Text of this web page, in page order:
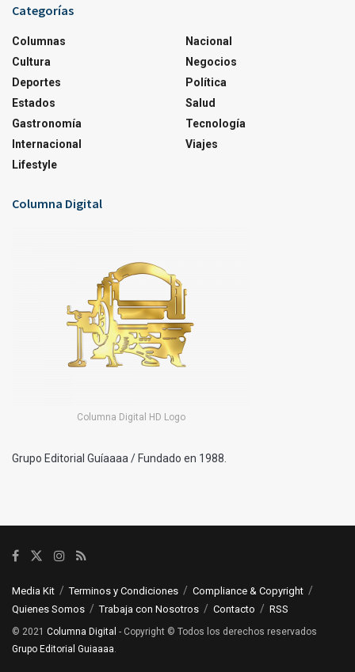
Categorías
Columnas
Cultura
Deportes
Estados
Gastronomía
Internacional
Lifestyle
Nacional
Negocios
Política
Salud
Tecnología
Viajes
Columna Digital
Columna Digital HD Logo
Grupo Editorial Guíaaaa / Fundado en 1988.
Media Kit Terminos y Condiciones
Compliance & Copyright
Quienes Somos
Trabaja con Nosotros Contacto RSS
© 2021 Columna Digital - Copyright © Todos los derechos reservados
Grupo Editorial Guiaaaa.